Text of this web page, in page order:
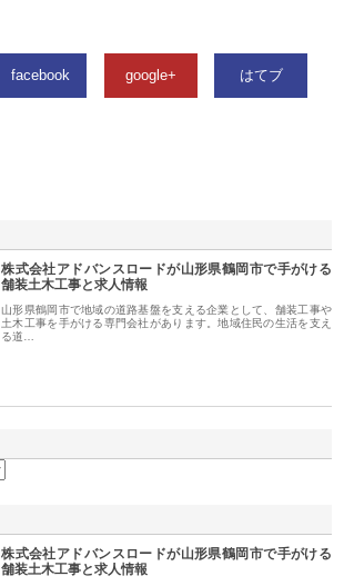
facebook google+ はてブ
株式会社アドバンスロードが山形県鶴岡市で手がける
舗装土木工事と求人情報
山形県鶴岡市で地域の道路基盤を支える企業として、舗装工事や
土木工事を手がける専門会社があります。地域住民の生活を支え
る道…
株式会社アドバンスロードが山形県鶴岡市で手がける
舗装土木工事と求人情報